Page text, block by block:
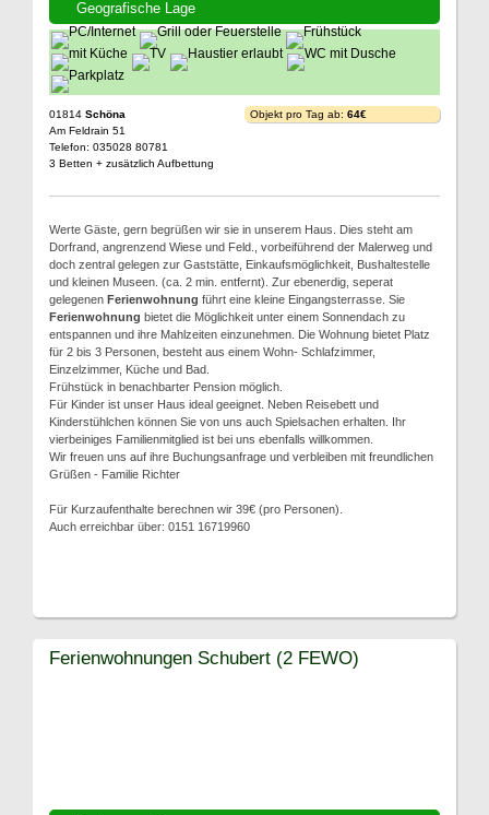
Geografische Lage
01814 Schöna
Am Feldrain 51
Telefon: 035028 80781
3 Betten + zusätzlich Aufbettung
Objekt pro Tag ab: 64€
Werte Gäste, gern begrüßen wir sie in unserem Haus. Dies steht am
Dorfrand, angrenzend Wiese und Feld., vorbeiführend der Malerweg und
doch zentral gelegen zur Gaststätte, Einkaufsmöglichkeit, Bushaltestelle
und kleinen Museen. (ca. 2 min. entfernt). Zur ebenerdig, seperat
gelegenen Ferienwohnung führt eine kleine Eingangsterrasse. Sie
Ferienwohnung bietet die Möglichkeit unter einem Sonnendach zu
entspannen und ihre Mahlzeiten einzunehmen. Die Wohnung bietet Platz
für 2 bis 3 Personen, besteht aus einem Wohn- Schlafzimmer,
Einzelzimmer, Küche und Bad.
Frühstück in benachbarter Pension möglich.
Für Kinder ist unser Haus ideal geeignet. Neben Reisebett und
Kinderstühlchen können Sie von uns auch Spielsachen erhalten. Ihr
vierbeiniges Familienmitglied ist bei uns ebenfalls willkommen.
Wir freuen uns auf ihre Buchungsanfrage und verbleiben mit freundlichen
Grüßen - Familie Richter
Für Kurzaufenthalte berechnen wir 39€ (pro Personen).
Auch erreichbar über: 0151 16719960
Ferienwohnungen Schubert (2 FEWO)